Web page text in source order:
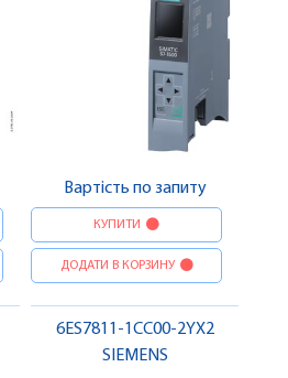
Вартість по запиту
КУПИТИ
ДОДАТИ В КОРЗИНУ
6ES7811-1CC00-2YX2
SIEMENS